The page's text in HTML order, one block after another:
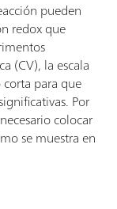
pueden
redox que
(CV), la escala
para que
Por
colocar
se muestra en